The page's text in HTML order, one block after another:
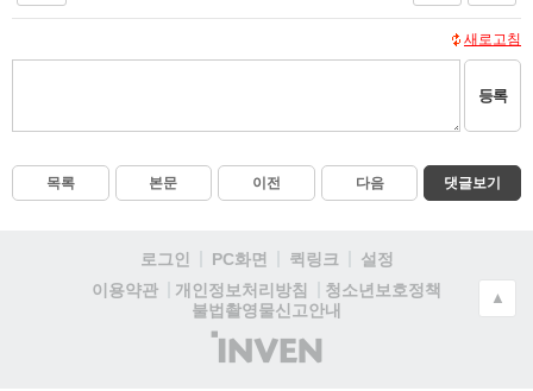
새로고침
등록
목록 본문 이전 다음 댓글보기
로그인 PC화면 퀵링크
설정
이용약관
개인정보처리방침
청소년보호정책
불법촬영물신고안내
(주)
인
▲